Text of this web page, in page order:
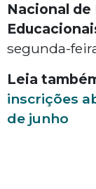
Nacional de
segunda-
Leia
inscrições
de junho